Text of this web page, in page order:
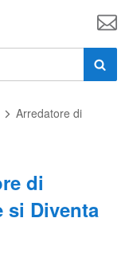
Arredatore di
di
si Diventa